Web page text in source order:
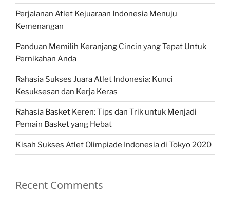
Perjalanan Atlet Kejuaraan Indonesia Menuju
Kemenangan
Panduan Memilih Keranjang Cincin yang Tepat Untuk
Pernikahan Anda
Rahasia Sukses Juara Atlet Indonesia: Kunci
Kesuksesan dan Kerja Keras
Rahasia Basket Keren: Tips dan Trik untuk Menjadi
Pemain Basket yang Hebat
Kisah Sukses Atlet Olimpiade Indonesia di Tokyo 2020
Recent Comments